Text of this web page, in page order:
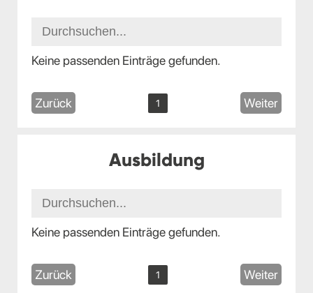
Keine passenden Einträge gefunden.
Zurück 1 Weiter
Ausbildung
Keine passenden Einträge gefunden.
Zurück 1 Weiter